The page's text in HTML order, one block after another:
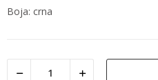
Boja: crna